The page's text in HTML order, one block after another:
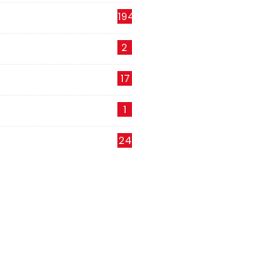
194
2
17
1
24